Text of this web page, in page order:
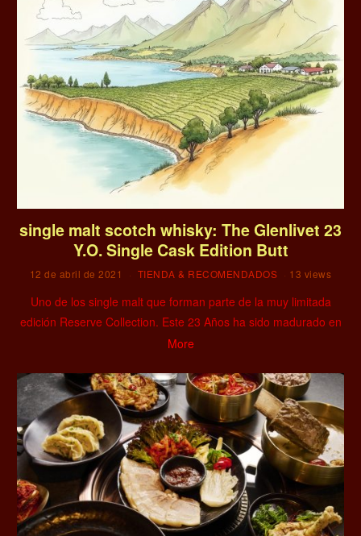
single malt scotch whisky: The Glenlivet 23
Y.O. Single Cask Edition Butt
12 de abril de 2021 TIENDA & RECOMENDADOS 13 views
Uno de los single malt que forman parte de la muy limitada
edición Reserve Collection. Este 23 Años ha sido madurado en
More